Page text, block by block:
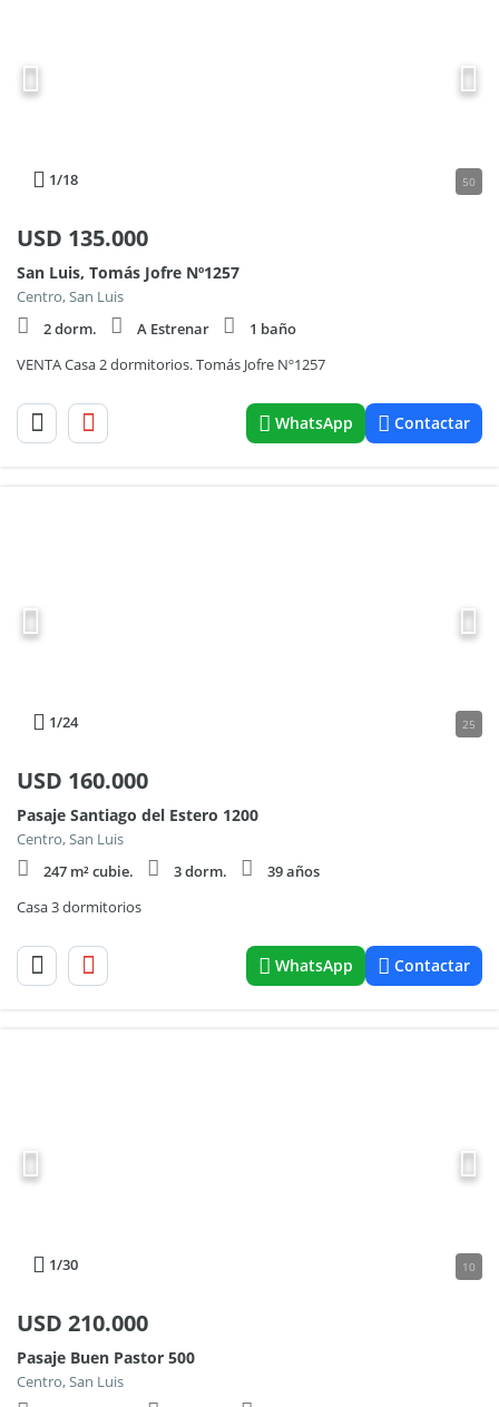
1/18 50
USD 135.000
San Luis, Tomás Jofre Nº1257
Centro, San Luis
2 dorm.
A Estrenar
1 baño
VENTA Casa 2 dormitorios. Tomás Jofre Nº1257
WhatsApp Contactar
1/24 25
USD 160.000
Pasaje Santiago del Estero 1200
Centro, San Luis
247 m² cubie.
3 dorm.
39 años
Casa 3 dormitorios
WhatsApp Contactar
1/30 10
USD 210.000
Pasaje Buen Pastor 500
Centro, San Luis